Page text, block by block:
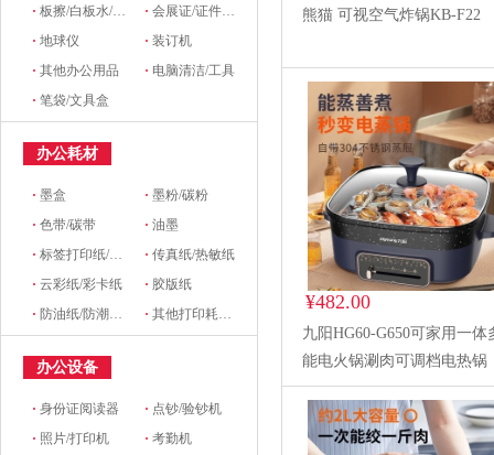
·板擦/白板水/磁粒/磁吸 ·会展证/证件卡/卡套挂绳/席位牌
·地球仪 ·装订机
·其他办公用品 · 电脑清洁/工具
·笔袋/文具盒
办公耗材
·墨盒 ·墨粉/碳粉
·色带/碳带 ·油墨
·标签打印纸/条码纸/收银纸 ·传真纸/热敏纸
·云彩纸/彩卡纸 · 胶版纸
· 防油纸/防潮纸/淋膜纸/硅油纸 ·其他打印耗材及附件
办公设备
·身份证阅读器 · 点钞/验钞机
· 照片/打印机 ·考勤机
熊猫 可视空气炸锅KB-F22
¥482.00
九阳HG60-G650可家用一体
能电火锅涮肉可调档电热锅